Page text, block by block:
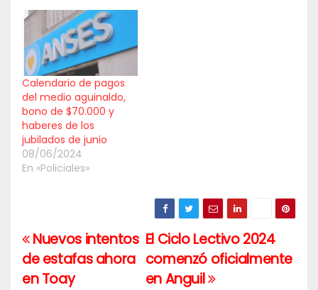
Calendario de pagos
del medio aguinaldo,
bono de $70.000 y
haberes de los
jubilados de junio
08/06/2024
En «Policiales»
Navegación
de
El Ciclo Lectivo 2024
comenzó oficialmente
en Anguil
Nuevos intentos
de estafas ahora
en Toay